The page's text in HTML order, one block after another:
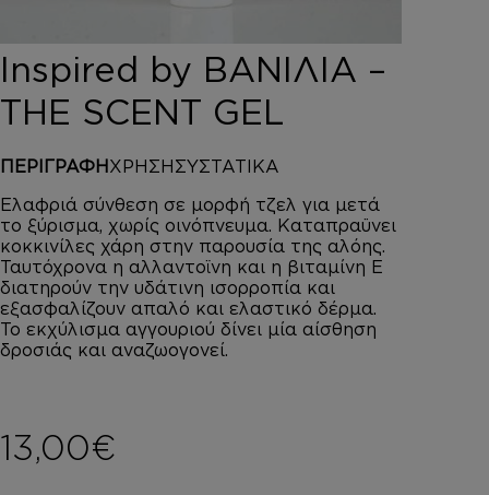
AUSTRALIAN GOLD
HOROMIA
SPECIAL OFFERS
ΚΑΛΑΘΙ
Inspired by ΒΑΝΙΛΙΑ –
THE SCENT GEL
ΠΕΡΙΓΡΑΦΗ ΧΡΗΣΗ ΣΥΣΤΑΤΙΚΑ
Ελαφριά σύνθεση σε μορφή τζελ για μετά
το ξύρισμα, χωρίς οινόπνευμα. Καταπραϋνει
κοκκινίλες χάρη στην παρουσία της αλόης.
Ταυτόχρονα η αλλαντοϊνη και η βιταμίνη Ε
διατηρούν την υδάτινη ισορροπία και
εξασφαλίζουν απαλό και ελαστικό δέρμα.
Το εκχύλισμα αγγουριού δίνει μία αίσθηση
δροσιάς και αναζωογονεί.
13,00€